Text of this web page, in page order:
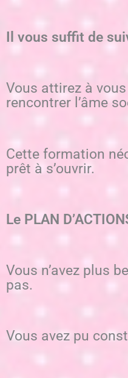
Il vous suffit de
Vous attirez à
rencontrer l’âme
Cette formation
prêt à s’ouvrir.
Le PLAN
Vous n’avez plus
pas.
Vous avez pu